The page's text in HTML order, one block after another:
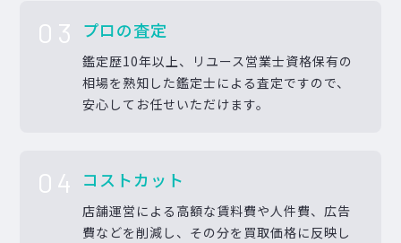
03 プロの査定
鑑定歴10年以上、リユース営業士資格保有の
相場を熟知した鑑定士による査定ですので、
安心してお任せいただけます。
04 コストカット
店舗運営による高額な賃料費や人件費、広告
費などを削減し、その分を買取価格に反映し